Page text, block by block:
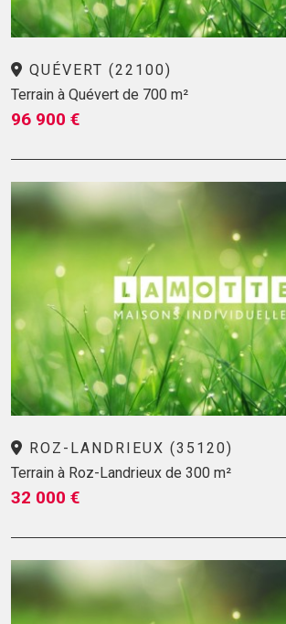
QUÉVERT (22100)
Terrain à Quévert de 700 m²
96 900 €
ROZ-LANDRIEUX (35120)
Terrain à Roz-Landrieux de 300 m²
32 000 €